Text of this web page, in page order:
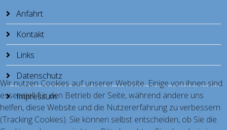
Anfahrt
Kontakt
Links
Datenschutz
Impressum
Wir nutzen Cookies auf unserer Website. Einige von ihnen sind
essenziell für den Betrieb der Seite, während andere uns
helfen, diese Website und die Nutzererfahrung zu verbessern
(Tracking Cookies). Sie können selbst entscheiden, ob Sie die